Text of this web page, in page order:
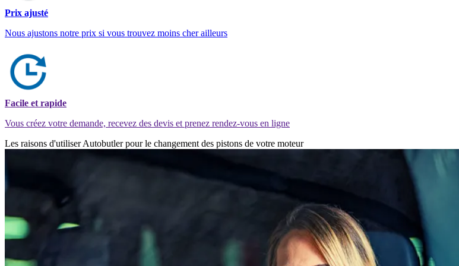
Prix ajusté
Nous ajustons notre prix si vous trouvez moins cher ailleurs
Facile et rapide
Vous créez votre demande, recevez des devis et prenez rendez-vous en ligne
Les raisons d'utiliser Autobutler pour le changement des pistons de votre moteur